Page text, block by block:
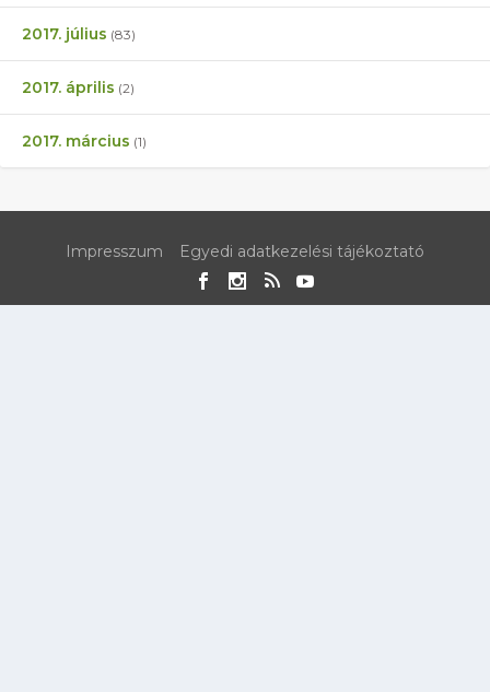
2017. július (83)
2017. április (2)
2017. március (1)
Impresszum Egyedi adatkezelési tájékoztató